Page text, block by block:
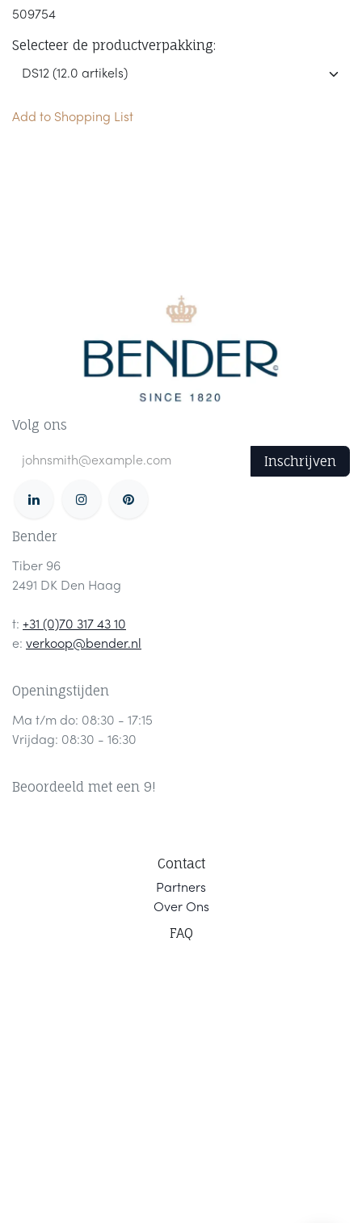
509754
Selecteer de productverpakking:
Add to Shopping List
Volg ons
Inschrijven
Bender
Tiber 96
2491 DK Den Haag
t: +31 (0)70 317 43 10
e: verkoop@bender.nl
Openingstijden
Ma t/m do: 08:30 - 17:15
Vrijdag: 08:30 - 16:30
Beoordeeld met een 9!
Contact
Partners
Over Ons
FAQ